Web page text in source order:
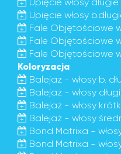
Upięcie włosy
Fale Objętościowe
Fale Objętościowe
Fale Objętościowe
Koloryzacja
Balejaż - włosy b.
Balejaż - włosy
Balejaż - włosy
Balejaż - włosy
Bond Matrixa -
Bond Matrixa -